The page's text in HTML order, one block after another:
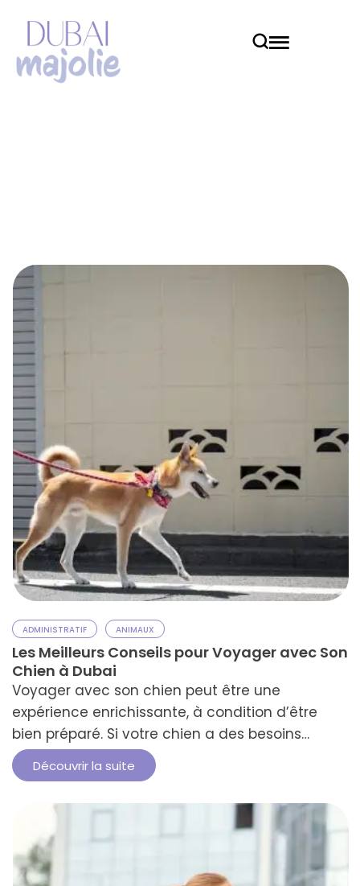
ADMINISTRATIF ANIMAUX
Les Meilleurs Conseils pour Voyager avec Son
Chien à Dubai
Voyager avec son chien peut être une
expérience enrichissante, à condition d’être
bien préparé. Si votre chien a des besoins
spécifiques ou des problèmes de santé,
assurez-vous de les prendre en compte dans
votre préparation. Le bonheur de partager des
moments inoubliables avec votre compagnon
à quatre pattes en vaut la peine. Cependant,
un tel …
Découvrir la suite